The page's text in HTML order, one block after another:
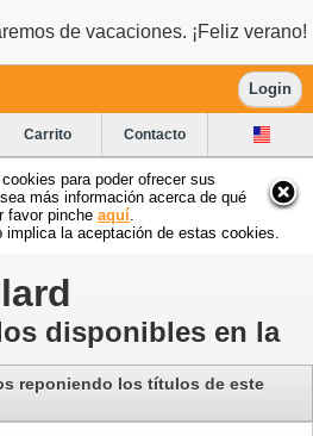
de vacaciones. ¡Feliz verano!
Login
Carrito Contacto
para poder ofrecer sus
más información acerca de qué
favor pinche aquí
la aceptación de estas cookies.
disponibles en la
reponiendo los títulos de este